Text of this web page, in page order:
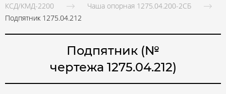
КСД/КМД-2200
Чаша опорная 1275.04.200-2СБ
Подпятник 1275.04.212
Подпятник (№
чертежа 1275.04.212)